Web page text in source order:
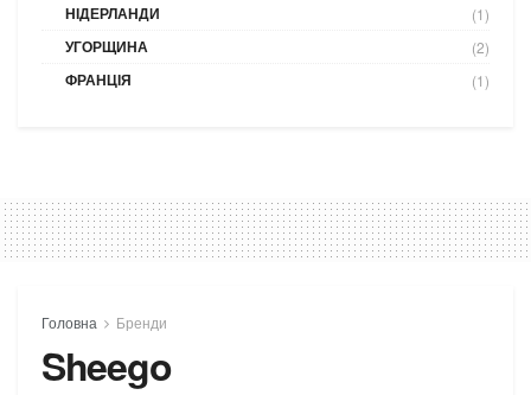
НІДЕРЛАНДИ (1)
УГОРЩИНА (2)
ФРАНЦІЯ (1)
Головна Бренди
Sheego